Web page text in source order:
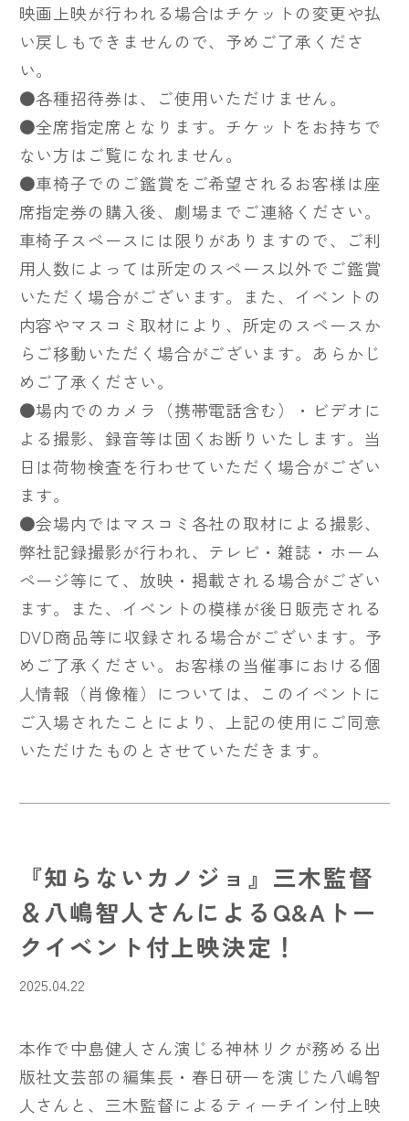
映画上映が行われる場合はチケットの変更や払
い戻しもできませんので、予めご了承くださ
い。
●各種招待券は、ご使用いただけません。
●全席指定席となります。チケットをお持ちで
ない方はご覧になれません。
●車椅子でのご鑑賞をご希望されるお客様は座
席指定券の購入後、劇場までご連絡ください。
車椅子スペースには限りがありますので、ご利
用人数によっては所定のスペース以外でご鑑賞
いただく場合がございます。また、イベントの
内容やマスコミ取材により、所定のスペースか
らご移動いただく場合がございます。あらかじ
めご了承ください。
●場内でのカメラ（携帯電話含む）・ビデオに
よる撮影、録音等は固くお断りいたします。当
日は荷物検査を行わせていただく場合がござい
ます。
●会場内ではマスコミ各社の取材による撮影、
弊社記録撮影が行われ、テレビ・雑誌・ホーム
ページ等にて、放映・掲載される場合がござい
ます。また、イベントの模様が後日販売される
DVD商品等に収録される場合がございます。予
めご了承ください。お客様の当催事における個
人情報（肖像権）については、このイベントに
ご入場されたことにより、上記の使用にご同意
いただけたものとさせていただきます。
『知らないカノジョ』三木監督
＆八嶋智人さんによるQ&Aトー
クイベント付上映決定！
2025.04.22
本作で中島健人さん演じる神林リクが務める出
版社文芸部の編集長・春日研一を演じた八嶋智
人さんと、三木監督によるティーチイン付上映